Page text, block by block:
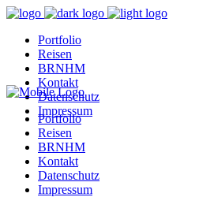
Portfolio
Reisen
BRNHM
Kontakt
Datenschutz
Impressum
Portfolio
Reisen
BRNHM
Kontakt
Datenschutz
Impressum